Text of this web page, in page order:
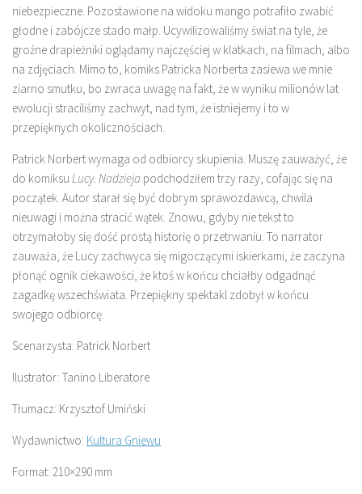
niebezpieczne. Pozostawione na widoku mango potrafiło zwabić
głodne i zabójcze stado małp. Ucywilizowaliśmy świat na tyle, że
groźne drapieżniki oglądamy najczęściej w klatkach, na filmach, albo
na zdjęciach. Mimo to, komiks Patricka Norberta zasiewa we mnie
ziarno smutku, bo zwraca uwagę na fakt, że w wyniku milionów lat
ewolucji straciliśmy zachwyt, nad tym, że istniejemy i to w
przepięknych okolicznościach.
Patrick Norbert wymaga od odbiorcy skupienia. Muszę zauważyć, że
do komiksu Lucy. Nadzieja podchodziłem trzy razy, cofając się na
początek. Autor starał się być dobrym sprawozdawcą, chwila
nieuwagi i można stracić wątek. Znowu, gdyby nie tekst to
otrzymałoby się dość prostą historię o przetrwaniu. To narrator
zauważa, że Lucy zachwyca się migoczącymi iskierkami, że zaczyna
płonąć ognik ciekawości, że ktoś w końcu chciałby odgadnąć
zagadkę wszechświata. Przepiękny spektakl zdobył w końcu
swojego odbiorcę.
Scenarzysta: Patrick Norbert
Ilustrator: Tanino Liberatore
Tłumacz: Krzysztof Umiński
Wydawnictwo: Kultura Gniewu
Format: 210×290 mm